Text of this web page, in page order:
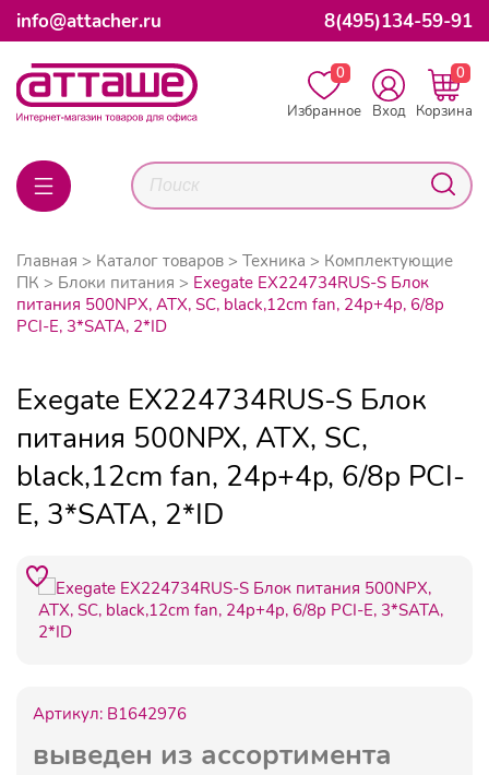
info@attacher.ru 8(495)134-59-91
0
Избранное
Вход
0
Корзина
Главная Каталог товаров Техника
Комплектующие
ПК
Блоки питания
Exegate EX224734RUS-S Блок
питания 500NPX, ATX, SC, black,12cm fan, 24p+4p, 6/8p
PCI-E, 3*SATA, 2*ID
Exegate EX224734RUS-S Блок
питания 500NPX, ATX, SC,
black,12cm fan, 24p+4p, 6/8p PCI-
E, 3*SATA, 2*ID
Артикул: B1642976
выведен из ассортимента